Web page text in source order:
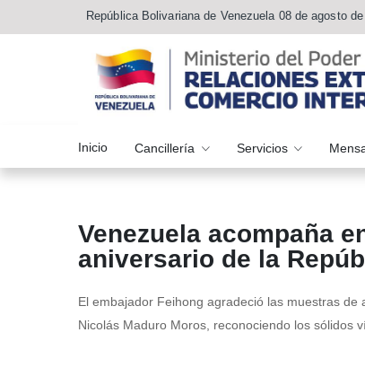
República Bolivariana de Venezuela 08 de agosto
Inicio Cancillería Servicios
Venezuela acompaña
aniversario de la
El embajador Feihong agradeció las muestras
Nicolás Maduro Moros, reconociendo los sólidos